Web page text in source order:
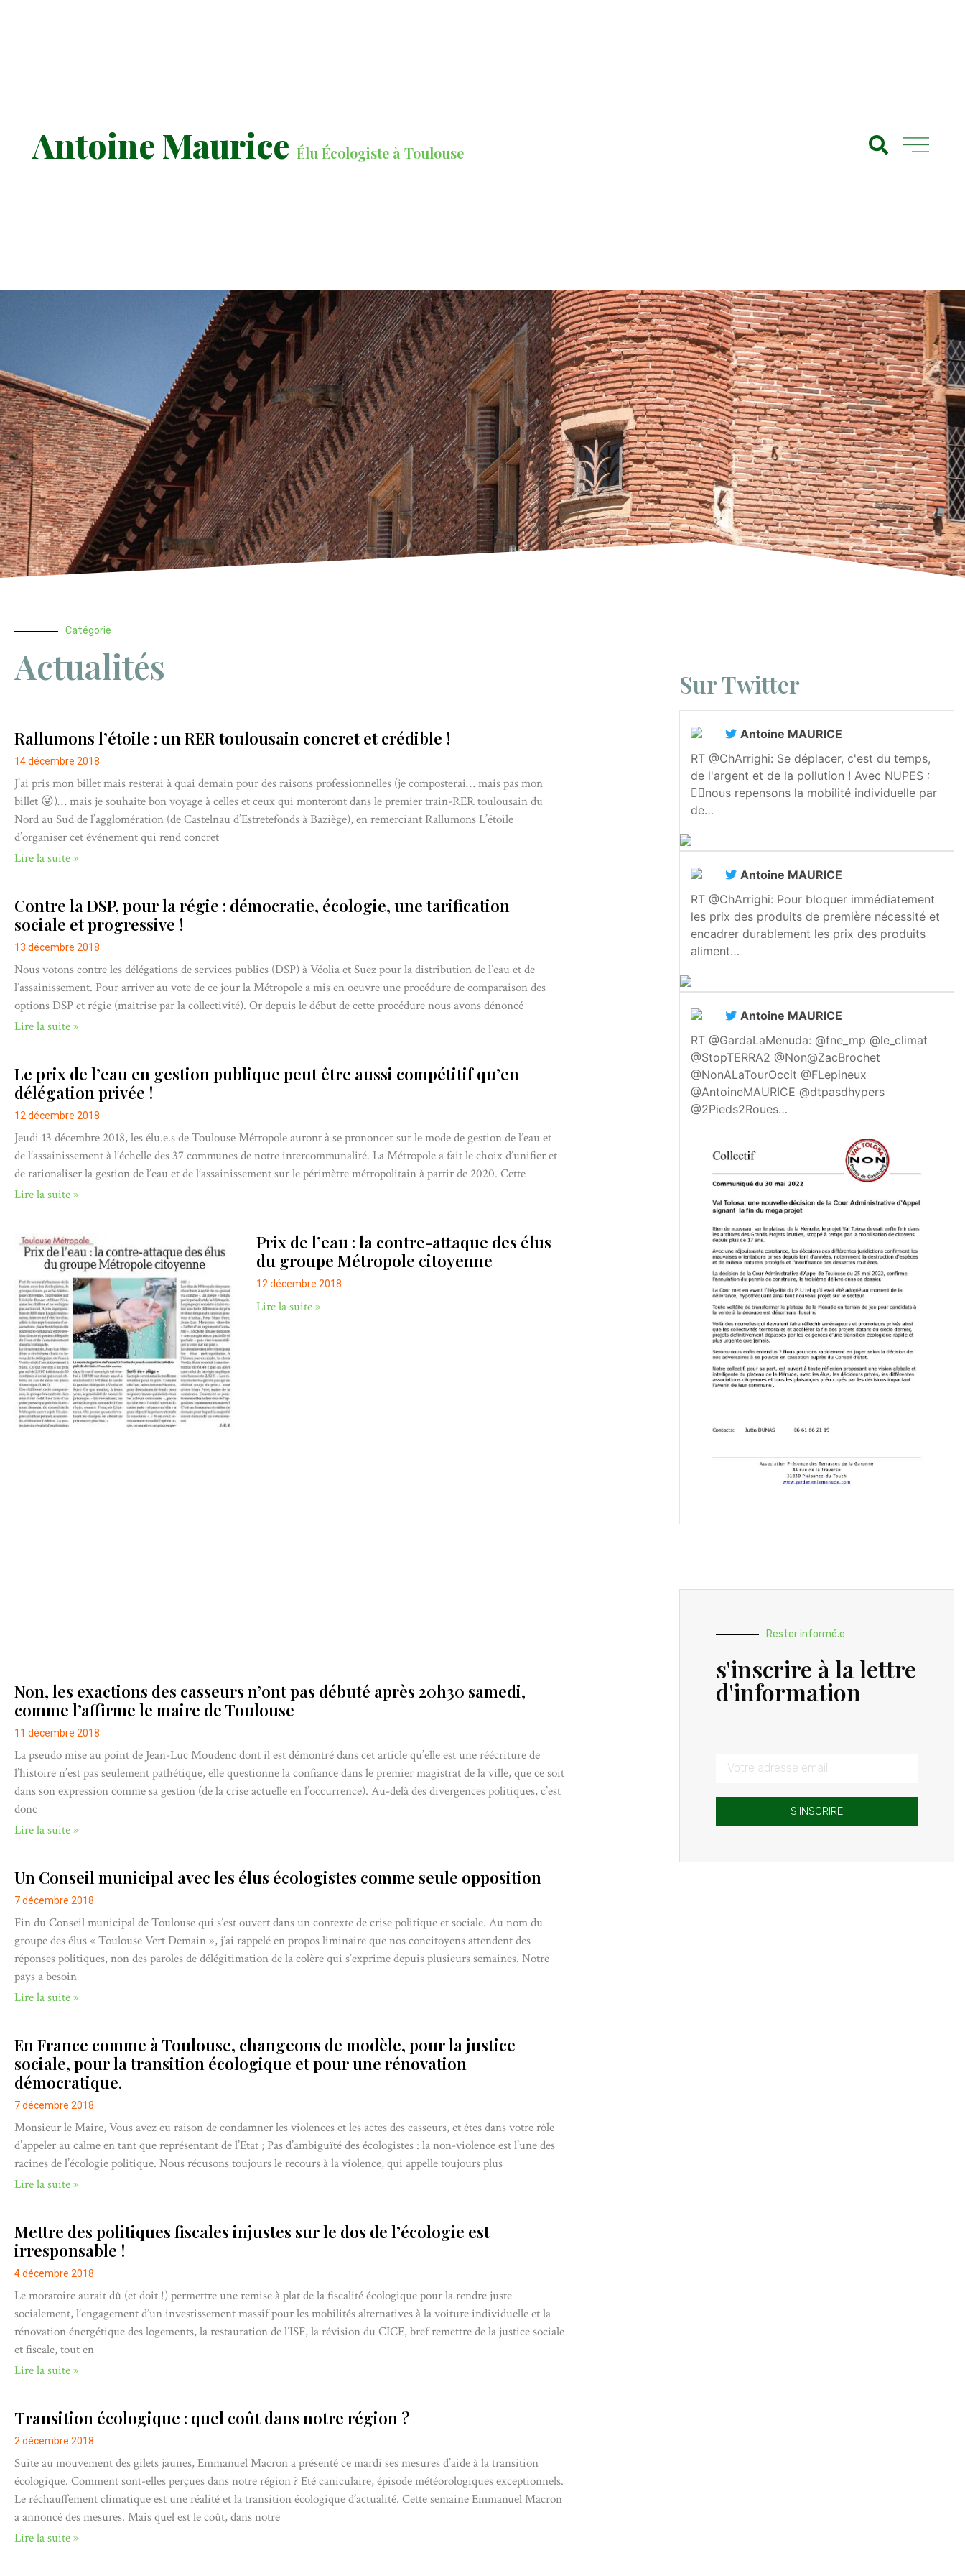
Antoine Maurice Élu Écologiste à Toulouse
Catégorie
Actualités
Rallumons l’étoile : un RER toulousain concret et crédible !
14 décembre 2018
J’ai pris mon billet mais resterai à quai demain pour des raisons professionnelles (je composterai… mais pas mon
billet 😜)… mais je souhaite bon voyage à celles et ceux qui monteront dans le premier train-RER toulousain du
Nord au Sud de l’agglomération (de Castelnau d’Estretefonds à Baziège), en remerciant Rallumons L’étoile
d’organiser cet événement qui rend concret
Lire la suite »
Contre la DSP, pour la régie : démocratie, écologie, une tarification
sociale et progressive !
13 décembre 2018
Nous votons contre les délégations de services publics (DSP) à Véolia et Suez pour la distribution de l’eau et de
l’assainissement. Pour arriver au vote de ce jour la Métropole a mis en oeuvre une procédure de comparaison des
options DSP et régie (maîtrise par la collectivité). Or depuis le début de cette procédure nous avons dénoncé
Lire la suite »
Le prix de l’eau en gestion publique peut être aussi compétitif qu’en
délégation privée !
12 décembre 2018
Jeudi 13 décembre 2018, les élu.e.s de Toulouse Métropole auront à se prononcer sur le mode de gestion de l’eau et
de l’assainissement à l’échelle des 37 communes de notre intercommunalité. La Métropole a fait le choix d’unifier et
de rationaliser la gestion de l’eau et de l’assainissement sur le périmètre métropolitain à partir de 2020. Cette
Lire la suite »
Prix de l’eau : la contre-attaque des élus
du groupe Métropole citoyenne
12 décembre 2018
Lire la suite »
Non, les exactions des casseurs n’ont pas débuté après 20h30 samedi,
comme l’affirme le maire de Toulouse
11 décembre 2018
La pseudo mise au point de Jean-Luc Moudenc dont il est démontré dans cet article qu’elle est une réécriture de
l’histoire n’est pas seulement pathétique, elle questionne la confiance dans le premier magistrat de la ville, que ce soit
dans son expression comme sa gestion (de la crise actuelle en l’occurrence). Au-delà des divergences politiques, c’est
donc
Lire la suite »
Un Conseil municipal avec les élus écologistes comme seule opposition
7 décembre 2018
Fin du Conseil municipal de Toulouse qui s’est ouvert dans un contexte de crise politique et sociale. Au nom du
groupe des élus « Toulouse Vert Demain », j’ai rappelé en propos liminaire que nos concitoyens attendent des
réponses politiques, non des paroles de délégitimation de la colère qui s’exprime depuis plusieurs semaines. Notre
pays a besoin
Lire la suite »
En France comme à Toulouse, changeons de modèle, pour la justice
sociale, pour la transition écologique et pour une rénovation
démocratique.
7 décembre 2018
Monsieur le Maire, Vous avez eu raison de condamner les violences et les actes des casseurs, et êtes dans votre rôle
d’appeler au calme en tant que représentant de l’Etat ; Pas d’ambiguïté des écologistes : la non-violence est l’une des
racines de l’écologie politique. Nous récusons toujours le recours à la violence, qui appelle toujours plus
Lire la suite »
Mettre des politiques fiscales injustes sur le dos de l’écologie est
irresponsable !
4 décembre 2018
Le moratoire aurait dû (et doit !) permettre une remise à plat de la fiscalité écologique pour la rendre juste
socialement, l’engagement d’un investissement massif pour les mobilités alternatives à la voiture individuelle et la
rénovation énergétique des logements, la restauration de l’ISF, la révision du CICE, bref remettre de la justice sociale
et fiscale, tout en
Lire la suite »
Transition écologique : quel coût dans notre région ?
2 décembre 2018
Suite au mouvement des gilets jaunes, Emmanuel Macron a présenté ce mardi ses mesures d’aide à la transition
écologique. Comment sont-elles perçues dans notre région ? Eté caniculaire, épisode météorologiques exceptionnels.
Le réchauffement climatique est une réalité et la transition écologique d’actualité. Cette semaine Emmanuel Macron
a annoncé des mesures. Mais quel est le coût, dans notre
Lire la suite »
Sur Twitter
Antoine MAURICE
RT @ChArrighi: Se déplacer, c'est du temps,
de l'argent et de la pollution ! Avec NUPES :
👉🏻nous repensons la mobilité individuelle par
de…
Antoine MAURICE
RT @ChArrighi: Pour bloquer immédiatement
les prix des produits de première nécessité et
encadrer durablement les prix des produits
aliment…
Antoine MAURICE
RT @GardaLaMenuda: @fne_mp @le_climat
@StopTERRA2 @Non@ZacBrochet
@NonALaTourOccit @FLepineux
@AntoineMAURICE @dtpasdhypers
@2Pieds2Roues…
Rester informé.e
s'inscrire à la lettre
d'information
S'INSCRIRE